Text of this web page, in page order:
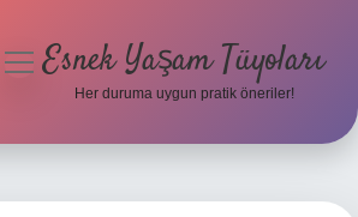
menüyüEsnek Yaşam Tüyoları
Her duruma uygun pratik öneriler!